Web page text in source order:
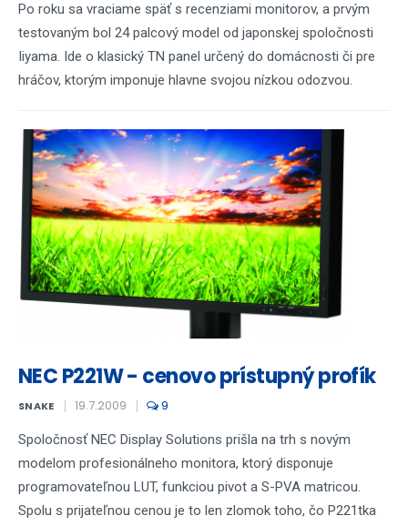
Po roku sa vraciame späť s recenziami monitorov, a prvým
testovaným bol 24 palcový model od japonskej spoločnosti
Iiyama. Ide o klasický TN panel určený do domácnosti či pre
hráčov, ktorým imponuje hlavne svojou nízkou odozvou.
NEC P221W - cenovo prístupný profík
SNAKE 19.7.2009 9
Spoločnosť NEC Display Solutions prišla na trh s novým
modelom profesionálneho monitora, ktorý disponuje
programovateľnou LUT, funkciou pivot a S-PVA matricou.
Spolu s prijateľnou cenou je to len zlomok toho, čo P221tka